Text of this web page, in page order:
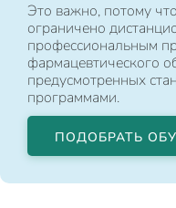
Это важно, потому
ограничено
профессиональным
фармацевтического
предусмотренных
программами.
ПОДОБРАТЬ